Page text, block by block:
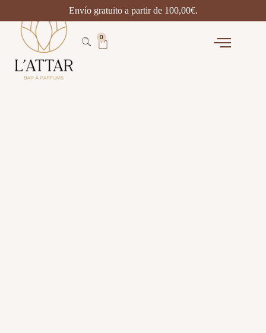
0
Envío gratuito a partir de 100,00€.